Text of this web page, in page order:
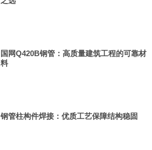
国网Q420B钢管：高质量建筑工程的可靠材
料
钢管柱构件焊接：优质工艺保障结构稳固